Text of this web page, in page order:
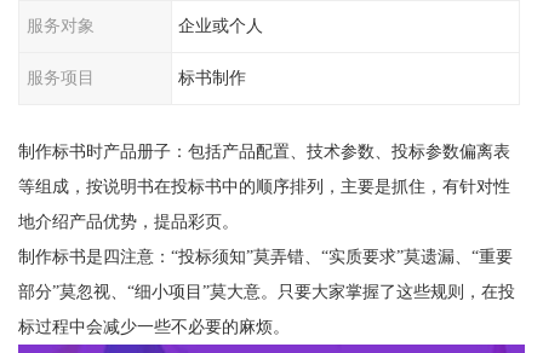
服务对象 企业或个人
服务项目 标书制作
制作标书时产品册子：包括产品配置、技术参数、投标参数偏离表
等组成，按说明书在投标书中的顺序排列，主要是抓住，有针对性
地介绍产品优势，提品彩页。
制作标书是四注意：“投标须知”莫弄错、“实质要求”莫遗漏、“重要
部分”莫忽视、“细小项目”莫大意。只要大家掌握了这些规则，在投
标过程中会减少一些不必要的麻烦。